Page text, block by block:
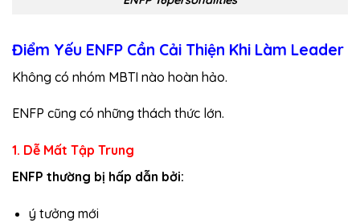
Điểm Yếu ENFP Cần Cải Thiện Khi Làm Leader
Không có nhóm MBTI nào hoàn hảo.
ENFP cũng có những thách thức lớn.
1. Dễ Mất Tập Trung
ENFP thường bị hấp dẫn bởi:
ý tưởng mới